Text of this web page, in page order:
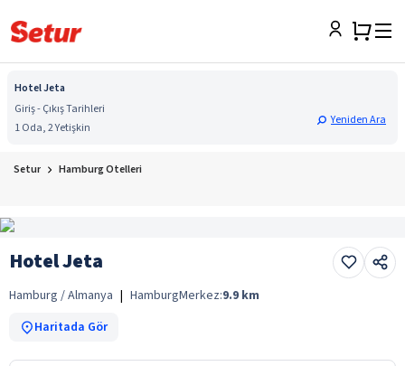
Hotel Jeta
Giriş - Çıkış Tarihleri
1 Oda, 2 Yetişkin
Yeniden Ara
Setur Hamburg Otelleri
Hotel Jeta
Hamburg / Almanya | HamburgMerkez:9.9 km
Haritada Gör